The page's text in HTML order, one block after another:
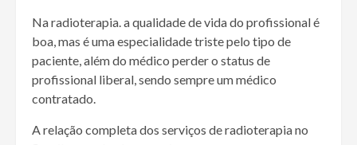
Na radioterapia. a qualidade de vida do profissional é
boa, mas é uma especialidade triste pelo tipo de
paciente, além do médico perder o status de
profissional liberal, sendo sempre um médico
contratado.
A relação completa dos serviços de radioterapia no